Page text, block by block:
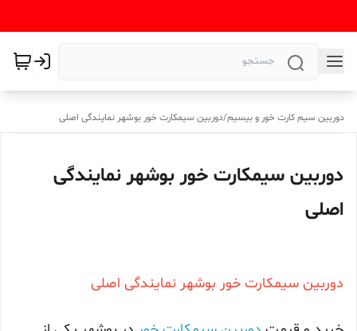
دوربین سیم کارت خور و بیسیم/دوربین سیمکارت خور بوشهر نمایندگی اصلی
دوربین سیمکارت خور بوشهر نمایندگی
اصلی
دوربین سیمکارت خور بوشهر نمایندگی اصلی